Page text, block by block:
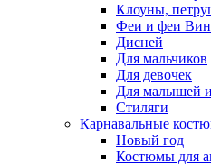
Клоуны,
Феи и феи
Дисней
Для мальчиков
Для девочек
Для малышей
Стиляги
Карнавальные
Новый год
Костюмы для